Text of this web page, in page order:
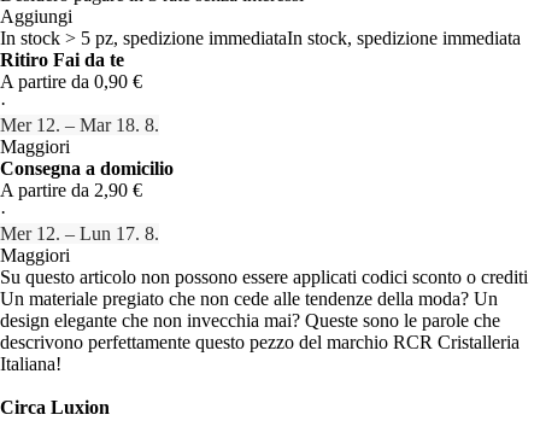
Aggiungi
In stock > 5 pz, spedizione immediataIn stock, spedizione immediata
Ritiro Fai da te
A partire da 0,90 €
·
Mer 12. – Mar 18. 8.
Maggiori
Consegna a domicilio
A partire da 2,90 €
·
Mer 12. – Lun 17. 8.
Maggiori
Su questo articolo non possono essere applicati codici sconto o crediti
Un materiale pregiato che non cede alle tendenze della moda? Un
design elegante che non invecchia mai? Queste sono le parole che
descrivono perfettamente questo pezzo del marchio RCR Cristalleria
Italiana!
Circa Luxion